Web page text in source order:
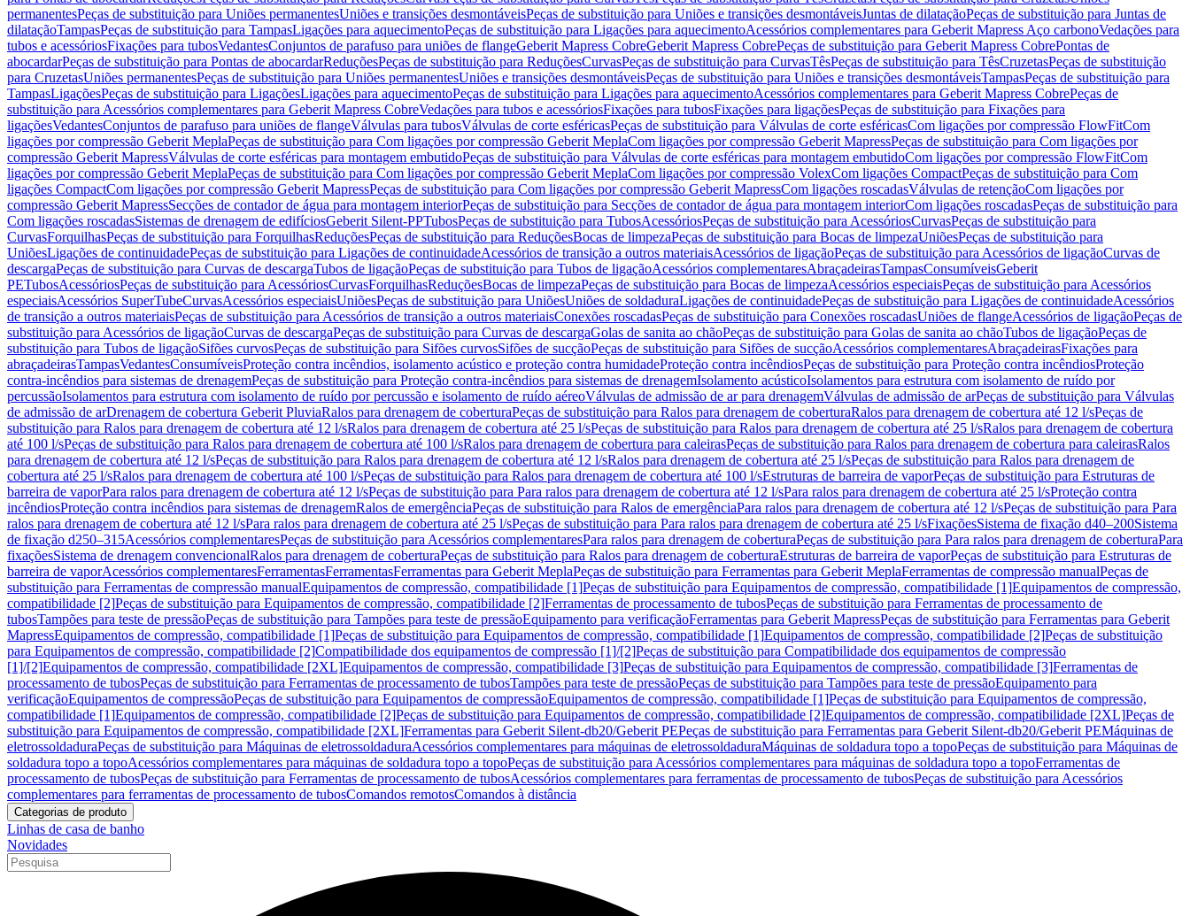
permanentesPeças de substituição para Uniões permanentesUniões e transições desmontáveisPeças de substituição para Uniões e transições desmontáveisJuntas de dilataçãoPeças de substituição para Juntas de
dilataçãoTampasPeças de substituição para TampasLigações para aquecimentoPeças de substituição para Ligações para aquecimentoAcessórios complementares para Geberit Mapress Aço carbonoVedações para
tubos e acessóriosFixações para tubosVedantesConjuntos de parafuso para uniões de flangeGeberit Mapress CobreGeberit Mapress CobrePeças de substituição para Geberit Mapress CobrePontas de
abocardarPeças de substituição para Pontas de abocardarReduçõesPeças de substituição para ReduçõesCurvasPeças de substituição para CurvasTêsPeças de substituição para TêsCruzetasPeças de substituição
para CruzetasUniões permanentesPeças de substituição para Uniões permanentesUniões e transições desmontáveisPeças de substituição para Uniões e transições desmontáveisTampasPeças de substituição para
TampasLigaçõesPeças de substituição para LigaçõesLigações para aquecimentoPeças de substituição para Ligações para aquecimentoAcessórios complementares para Geberit Mapress CobrePeças de
substituição para Acessórios complementares para Geberit Mapress CobreVedações para tubos e acessóriosFixações para tubosFixações para ligaçõesPeças de substituição para Fixações para
ligaçõesVedantesConjuntos de parafuso para uniões de flangeVálvulas para tubosVálvulas de corte esféricasPeças de substituição para Válvulas de corte esféricasCom ligações por compressão FlowFitCom
ligações por compressão Geberit MeplaPeças de substituição para Com ligações por compressão Geberit MeplaCom ligações por compressão Geberit MapressPeças de substituição para Com ligações por
compressão Geberit MapressVálvulas de corte esféricas para montagem embutidoPeças de substituição para Válvulas de corte esféricas para montagem embutidoCom ligações por compressão FlowFitCom
ligações por compressão Geberit MeplaPeças de substituição para Com ligações por compressão Geberit MeplaCom ligações por compressão VolexCom ligações CompactPeças de substituição para Com
ligações CompactCom ligações por compressão Geberit MapressPeças de substituição para Com ligações por compressão Geberit MapressCom ligações roscadasVálvulas de retençãoCom ligações por
compressão Geberit MapressSecções de contador de água para montagem interiorPeças de substituição para Secções de contador de água para montagem interiorCom ligações roscadasPeças de substituição para
Com ligações roscadasSistemas de drenagem de edifíciosGeberit Silent-PPTubosPeças de substituição para TubosAcessóriosPeças de substituição para AcessóriosCurvasPeças de substituição para
CurvasForquilhasPeças de substituição para ForquilhasReduçõesPeças de substituição para ReduçõesBocas de limpezaPeças de substituição para Bocas de limpezaUniõesPeças de substituição para
UniõesLigações de continuidadePeças de substituição para Ligações de continuidadeAcessórios de transição a outros materiaisAcessórios de ligaçãoPeças de substituição para Acessórios de ligaçãoCurvas de
descargaPeças de substituição para Curvas de descargaTubos de ligaçãoPeças de substituição para Tubos de ligaçãoAcessórios complementaresAbraçadeirasTampasConsumíveisGeberit
PETubosAcessóriosPeças de substituição para AcessóriosCurvasForquilhasReduçõesBocas de limpezaPeças de substituição para Bocas de limpezaAcessórios especiaisPeças de substituição para Acessórios
especiaisAcessórios SuperTubeCurvasAcessórios especiaisUniõesPeças de substituição para UniõesUniões de soldaduraLigações de continuidadePeças de substituição para Ligações de continuidadeAcessórios
de transição a outros materiaisPeças de substituição para Acessórios de transição a outros materiaisConexões roscadasPeças de substituição para Conexões roscadasUniões de flangeAcessórios de ligaçãoPeças de
substituição para Acessórios de ligaçãoCurvas de descargaPeças de substituição para Curvas de descargaGolas de sanita ao chãoPeças de substituição para Golas de sanita ao chãoTubos de ligaçãoPeças de
substituição para Tubos de ligaçãoSifões curvosPeças de substituição para Sifões curvosSifões de sucçãoPeças de substituição para Sifões de sucçãoAcessórios complementaresAbraçadeirasFixações para
abraçadeirasTampasVedantesConsumíveisProteção contra incêndios, isolamento acústico e proteção contra humidadeProteção contra incêndiosPeças de substituição para Proteção contra incêndiosProteção
contra-incêndios para sistemas de drenagemPeças de substituição para Proteção contra-incêndios para sistemas de drenagemIsolamento acústicoIsolamentos para estrutura com isolamento de ruído por
percussãoIsolamentos para estrutura com isolamento de ruído por percussão e isolamento de ruído aéreoVálvulas de admissão de ar para drenagemVálvulas de admissão de arPeças de substituição para Válvulas
de admissão de arDrenagem de cobertura Geberit PluviaRalos para drenagem de coberturaPeças de substituição para Ralos para drenagem de coberturaRalos para drenagem de cobertura até 12 l/sPeças de
substituição para Ralos para drenagem de cobertura até 12 l/sRalos para drenagem de cobertura até 25 l/sPeças de substituição para Ralos para drenagem de cobertura até 25 l/sRalos para drenagem de cobertura
até 100 l/sPeças de substituição para Ralos para drenagem de cobertura até 100 l/sRalos para drenagem de cobertura para caleirasPeças de substituição para Ralos para drenagem de cobertura para caleirasRalos
para drenagem de cobertura até 12 l/sPeças de substituição para Ralos para drenagem de cobertura até 12 l/sRalos para drenagem de cobertura até 25 l/sPeças de substituição para Ralos para drenagem de
cobertura até 25 l/sRalos para drenagem de cobertura até 100 l/sPeças de substituição para Ralos para drenagem de cobertura até 100 l/sEstruturas de barreira de vaporPeças de substituição para Estruturas de
barreira de vaporPara ralos para drenagem de cobertura até 12 l/sPeças de substituição para Para ralos para drenagem de cobertura até 12 l/sPara ralos para drenagem de cobertura até 25 l/sProteção contra
incêndiosProteção contra incêndios para sistemas de drenagemRalos de emergênciaPeças de substituição para Ralos de emergênciaPara ralos para drenagem de cobertura até 12 l/sPeças de substituição para Para
ralos para drenagem de cobertura até 12 l/sPara ralos para drenagem de cobertura até 25 l/sPeças de substituição para Para ralos para drenagem de cobertura até 25 l/sFixaçõesSistema de fixação d40–200Sistema
de fixação d250–315Acessórios complementaresPeças de substituição para Acessórios complementaresPara ralos para drenagem de coberturaPeças de substituição para Para ralos para drenagem de coberturaPara
fixaçõesSistema de drenagem convencionalRalos para drenagem de coberturaPeças de substituição para Ralos para drenagem de coberturaEstruturas de barreira de vaporPeças de substituição para Estruturas de
barreira de vaporAcessórios complementaresFerramentasFerramentasFerramentas para Geberit MeplaPeças de substituição para Ferramentas para Geberit MeplaFerramentas de compressão manualPeças de
substituição para Ferramentas de compressão manualEquipamentos de compressão, compatibilidade [1]Peças de substituição para Equipamentos de compressão, compatibilidade [1]Equipamentos de compressão,
compatibilidade [2]Peças de substituição para Equipamentos de compressão, compatibilidade [2]Ferramentas de processamento de tubosPeças de substituição para Ferramentas de processamento de
tubosTampões para teste de pressãoPeças de substituição para Tampões para teste de pressãoEquipamento para verificaçãoFerramentas para Geberit MapressPeças de substituição para Ferramentas para Geberit
MapressEquipamentos de compressão, compatibilidade [1]Peças de substituição para Equipamentos de compressão, compatibilidade [1]Equipamentos de compressão, compatibilidade [2]Peças de substituição
para Equipamentos de compressão, compatibilidade [2]Compatibilidade dos equipamentos de compressão [1]/[2]Peças de substituição para Compatibilidade dos equipamentos de compressão
[1]/[2]Equipamentos de compressão, compatibilidade [2XL]Equipamentos de compressão, compatibilidade [3]Peças de substituição para Equipamentos de compressão, compatibilidade [3]Ferramentas de
processamento de tubosPeças de substituição para Ferramentas de processamento de tubosTampões para teste de pressãoPeças de substituição para Tampões para teste de pressãoEquipamento para
verificaçãoEquipamentos de compressãoPeças de substituição para Equipamentos de compressãoEquipamentos de compressão, compatibilidade [1]Peças de substituição para Equipamentos de compressão,
compatibilidade [1]Equipamentos de compressão, compatibilidade [2]Peças de substituição para Equipamentos de compressão, compatibilidade [2]Equipamentos de compressão, compatibilidade [2XL]Peças de
substituição para Equipamentos de compressão, compatibilidade [2XL]Ferramentas para Geberit Silent-db20/Geberit PEPeças de substituição para Ferramentas para Geberit Silent-db20/Geberit PEMáquinas de
eletrossoldaduraPeças de substituição para Máquinas de eletrossoldaduraAcessórios complementares para máquinas de eletrossoldaduraMáquinas de soldadura topo a topoPeças de substituição para Máquinas de
soldadura topo a topoAcessórios complementares para máquinas de soldadura topo a topoPeças de substituição para Acessórios complementares para máquinas de soldadura topo a topoFerramentas de
processamento de tubosPeças de substituição para Ferramentas de processamento de tubosAcessórios complementares para ferramentas de processamento de tubosPeças de substituição para Acessórios
complementares para ferramentas de processamento de tubosComandos remotosComandos à distância
Categorias de produto
Linhas de casa de banho
Novidades